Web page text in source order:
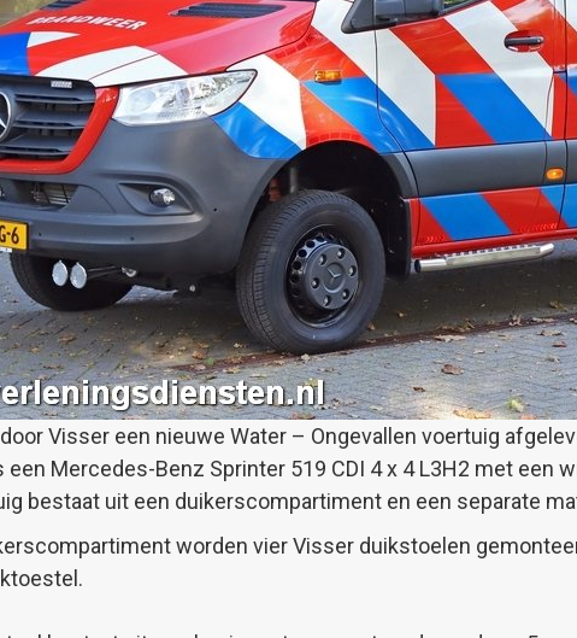
Visser een nieuwe Water – Ongevallen voertuig
een Mercedes-Benz Sprinter 519 CDI 4 x 4 L3H2 met een
bestaat uit een duikerscompartiment en een separate
worden vier Visser duikstoelen